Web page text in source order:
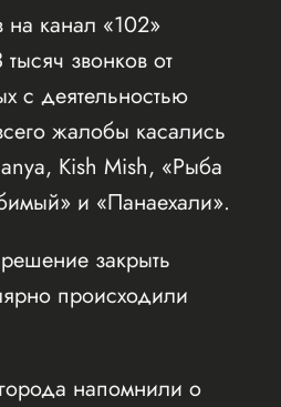
на канал «102»
звонков от
с деятельностью
жалобы касались
Kish Mish, «Рыба
и «Панаехали».
закрыть
происходили
напомнили о